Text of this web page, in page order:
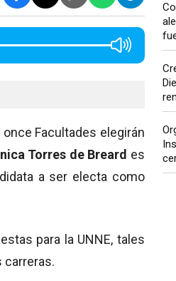
Facultades elegirán
Torres de Breard es
a ser electa como
para la UNNE, tales
carreras.